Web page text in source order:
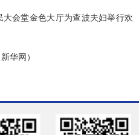
会堂金色大厅为查波夫妇举行欢
华网）